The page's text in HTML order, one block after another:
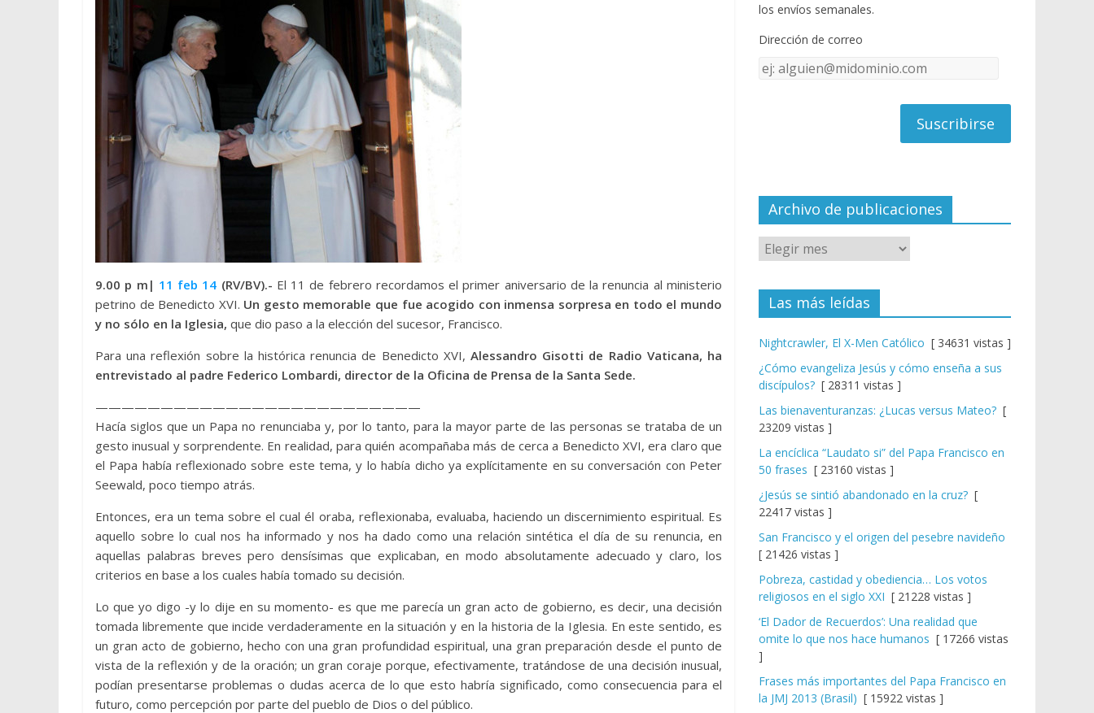
9.00 p m| 11 feb 14 (RV/BV).- El 11 de febrero recordamos el primer aniversario de la renuncia al ministerio
petrino de Benedicto XVI. Un gesto memorable que fue acogido con inmensa sorpresa en todo el mundo
y no sólo en la Iglesia, que dio paso a la elección del sucesor, Francisco.
Para una reflexión sobre la histórica renuncia de Benedicto XVI, Alessandro Gisotti de Radio Vaticana, ha
entrevistado al padre Federico Lombardi, director de la Oficina de Prensa de la Santa Sede.
—————————————————————————
Hacía siglos que un Papa no renunciaba y, por lo tanto, para la mayor parte de las personas se trataba de un
gesto inusual y sorprendente. En realidad, para quién acompañaba más de cerca a Benedicto XVI, era claro que
el Papa había reflexionado sobre este tema, y lo había dicho ya explícitamente en su conversación con Peter
Seewald, poco tiempo atrás.
Entonces, era un tema sobre el cual él oraba, reflexionaba, evaluaba, haciendo un discernimiento espiritual. Es
aquello sobre lo cual nos ha informado y nos ha dado como una relación sintética el día de su renuncia, en
aquellas palabras breves pero densísimas que explicaban, en modo absolutamente adecuado y claro, los
criterios en base a los cuales había tomado su decisión.
Lo que yo digo -y lo dije en su momento- es que me parecía un gran acto de gobierno, es decir, una decisión
tomada libremente que incide verdaderamente en la situación y en la historia de la Iglesia. En este sentido, es
un gran acto de gobierno, hecho con una gran profundidad espiritual, una gran preparación desde el punto de
vista de la reflexión y de la oración; un gran coraje porque, efectivamente, tratándose de una decisión inusual,
podían presentarse problemas o dudas acerca de lo que esto habría significado, como consecuencia para el
futuro, como percepción por parte del pueblo de Dios o del público.
o
k e
C
el
los envíos semanales.
Dirección de correo
Dirección
Archivo de publicaciones
Las más leídas
Nightcrawler, El X-Men Católico [ 34631 vistas ]
¿Cómo evangeliza Jesús y cómo enseña a sus
discípulos? [ 28311 vistas ]
Las bienaventuranzas: ¿Lucas versus Mateo? [
23209 vistas ]
La encíclica “Laudato si” del Papa Francisco en
50 frases [ 23160 vistas ]
¿Jesús se sintió abandonado en la cruz? [
22417 vistas ]
San Francisco y el origen del pesebre navideño
[ 21426 vistas ]
Pobreza, castidad y obediencia… Los votos
religiosos en el siglo XXI [ 21228 vistas ]
‘El Dador de Recuerdos’: Una realidad que
omite lo que nos hace humanos [ 17266 vistas
]
Frases más importantes del Papa Francisco en
la JMJ 2013 (Brasil) [ 15922 vistas ]